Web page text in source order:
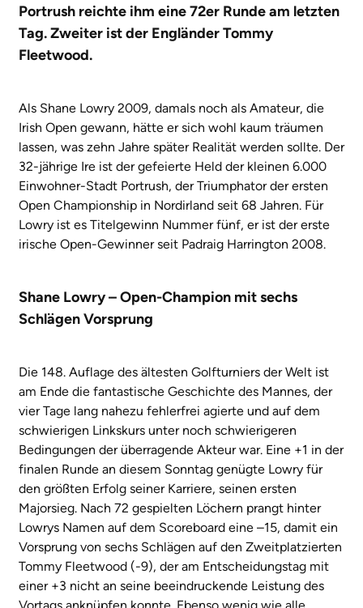
Portrush reichte ihm eine 72er Runde am letzten
Tag. Zweiter ist der Engländer Tommy
Fleetwood.
Als Shane Lowry 2009, damals noch als Amateur, die
Irish Open gewann, hätte er sich wohl kaum träumen
lassen, was zehn Jahre später Realität werden sollte. Der
32-jährige Ire ist der gefeierte Held der kleinen 6.000
Einwohner-Stadt Portrush, der Triumphator der ersten
Open Championship in Nordirland seit 68 Jahren. Für
Lowry ist es Titelgewinn Nummer fünf, er ist der erste
irische Open-Gewinner seit Padraig Harrington 2008.
Shane Lowry – Open-Champion mit sechs
Schlägen Vorsprung
Die 148. Auflage des ältesten Golfturniers der Welt ist
am Ende die fantastische Geschichte des Mannes, der
vier Tage lang nahezu fehlerfrei agierte und auf dem
schwierigen Linkskurs unter noch schwierigeren
Bedingungen der überragende Akteur war. Eine +1 in der
finalen Runde an diesem Sonntag genügte Lowry für
den größten Erfolg seiner Karriere, seinen ersten
Majorsieg. Nach 72 gespielten Löchern prangt hinter
Lowrys Namen auf dem Scoreboard eine –15, damit ein
Vorsprung von sechs Schlägen auf den Zweitplatzierten
Tommy Fleetwood (-9), der am Entscheidungstag mit
einer +3 nicht an seine beeindruckende Leistung des